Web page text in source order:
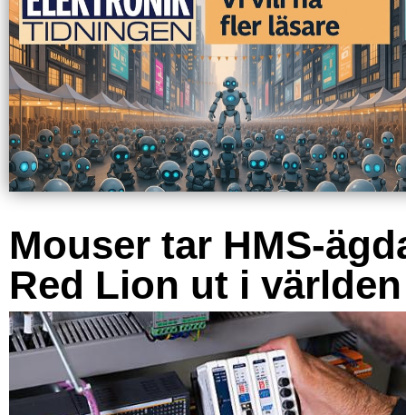
Mouser tar HMS-
Red Lion ut i världen